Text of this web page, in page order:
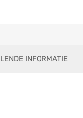
INFORMATIE